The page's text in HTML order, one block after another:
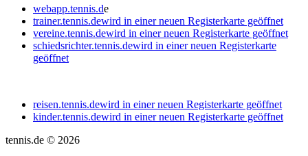
webapp.tennis.de
trainer.tennis.dewird in einer neuen Registerkarte geöffnet
vereine.tennis.dewird in einer neuen Registerkarte geöffnet
schiedsrichter.tennis.dewird in einer neuen Registerkarte
geöffnet
reisen.tennis.dewird in einer neuen Registerkarte geöffnet
kinder.tennis.dewird in einer neuen Registerkarte geöffnet
tennis.de © 2026